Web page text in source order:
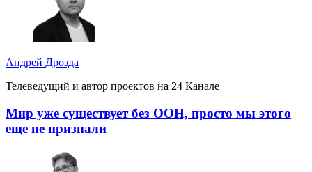
Андрей Дрозда
Телеведущий и автор проектов на 24 Канале
Мир уже существует без ООН, просто мы этого
еще не признали